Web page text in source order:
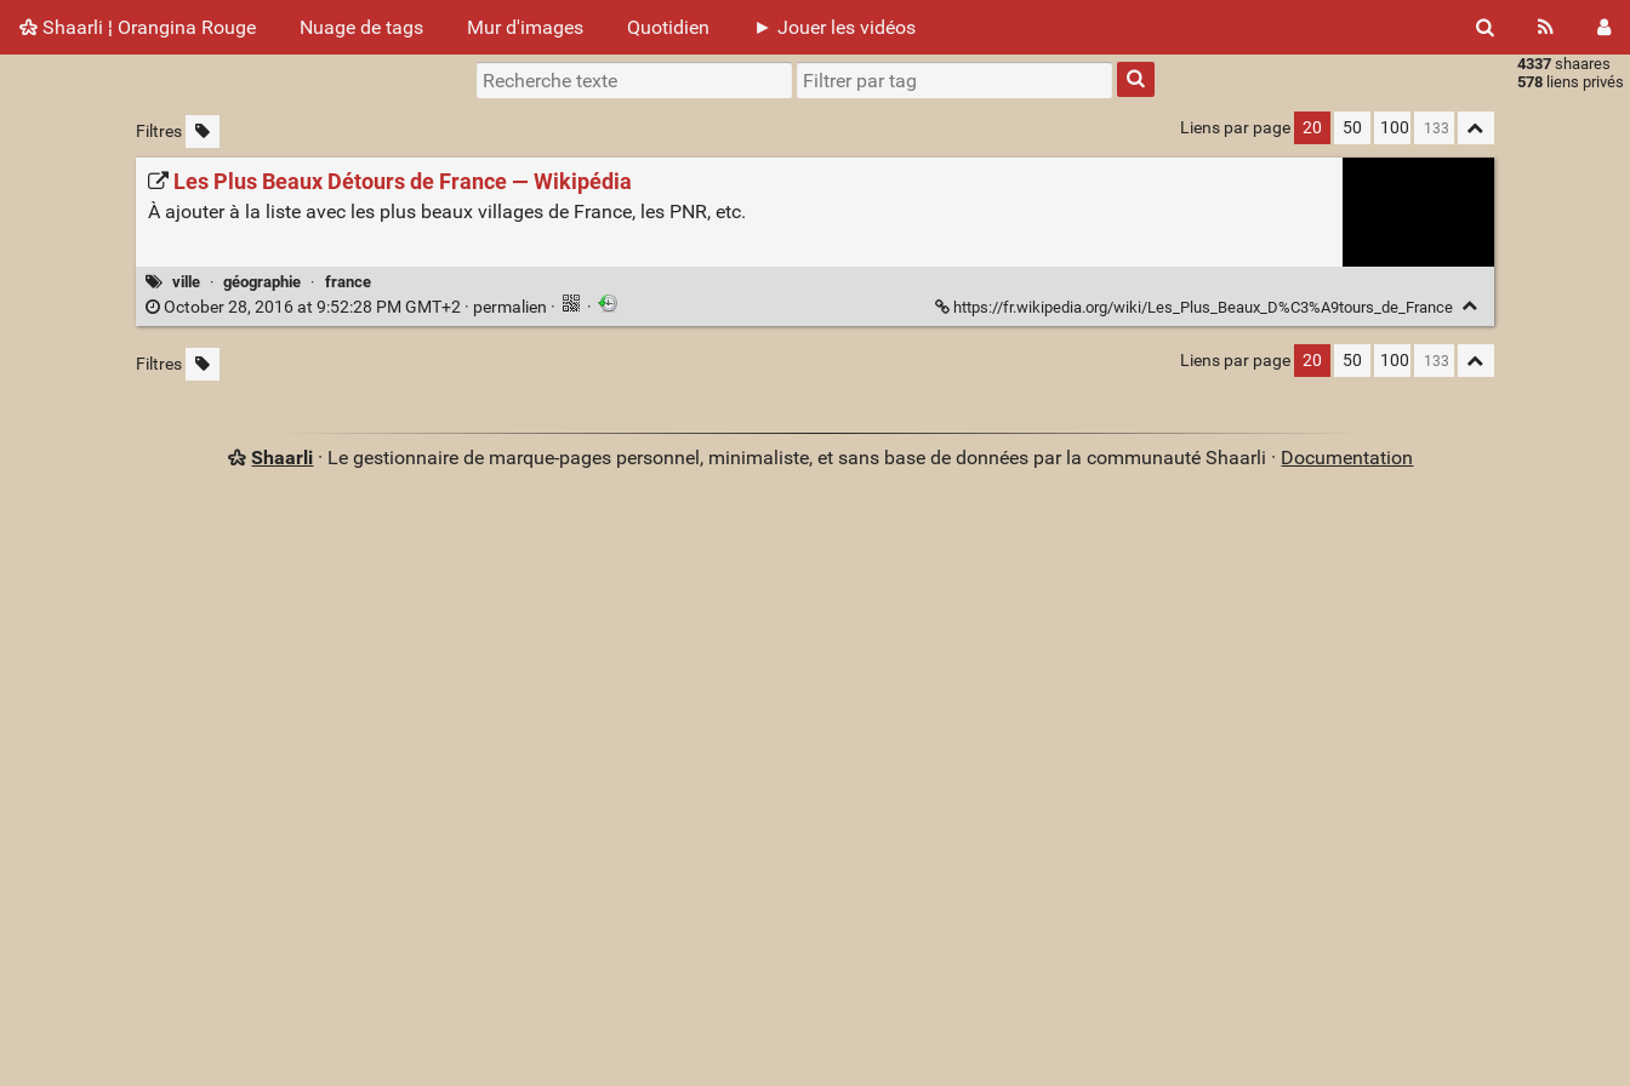
Shaarli ¦ Orangina Rouge Nuage de tags Mur d'images Quotidien ► Jouer les vidéos
4337 shaares
578 liens privés
Type 1 or
more
characters
results.
Filtres Liens par page 20 50 100
Les Plus Beaux Détours de France — Wikipédia
À ajouter à la liste avec les plus beaux villages de France, les PNR, etc.
ville · géographie · france
October 28, 2016 at 9:52:28 PM GMT+2 · permalien · · https://fr.wikipedia.org/wiki/Les_Plus_Beaux_D%C3%A9tours_de_France
Filtres Liens par page 20 50 100
Shaarli · Le gestionnaire de marque-pages personnel, minimaliste, et sans base de données par la communauté Shaarli · Documentation